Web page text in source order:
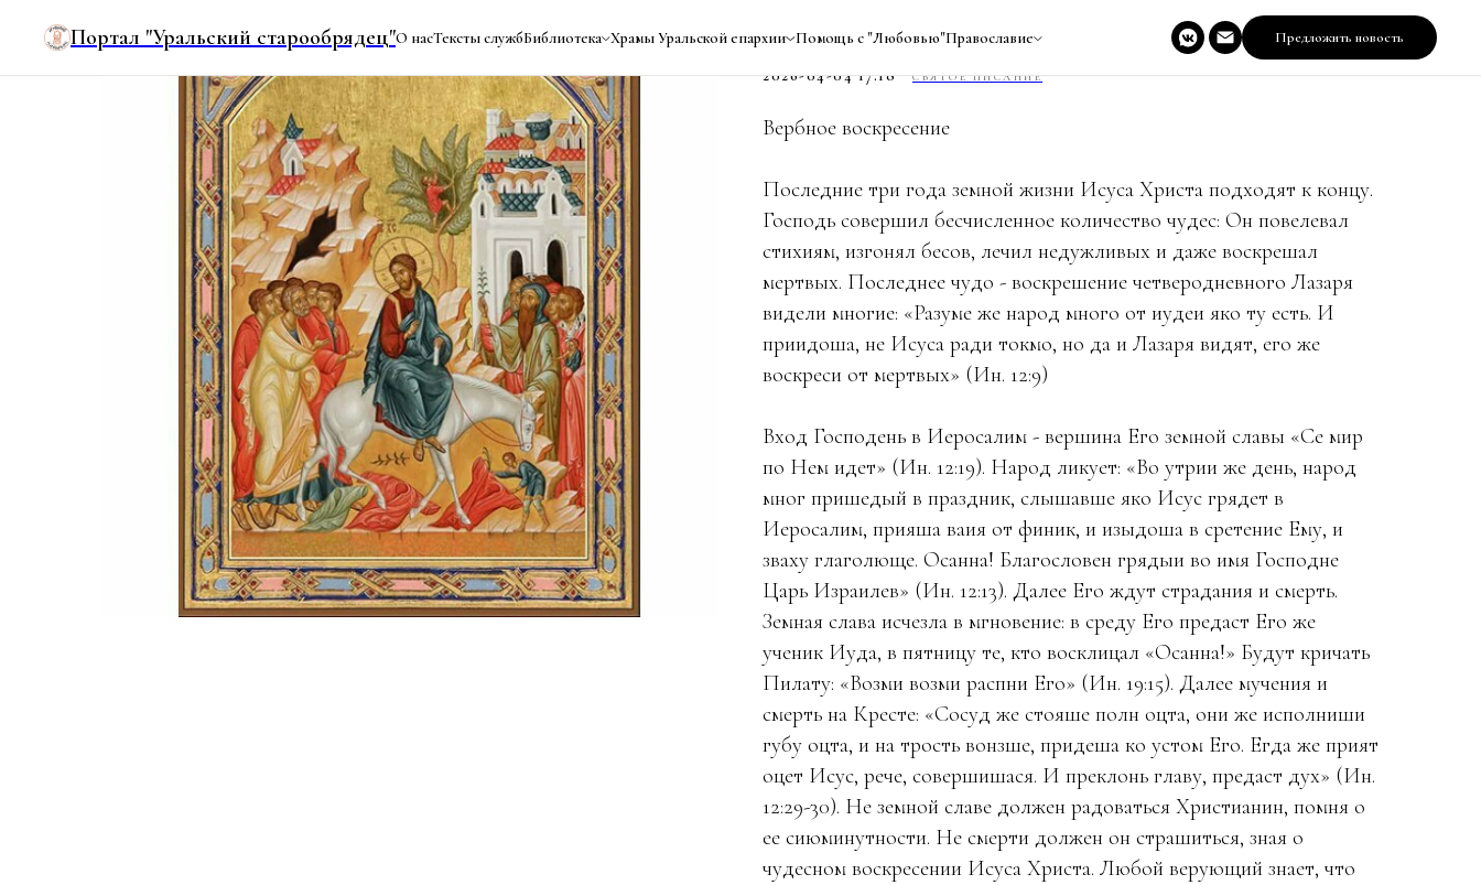
Портал "Уральский старообрядец"О насТексты службБиблиотека Храмы Уральской епархии Помощь с "Любовью"Православие Предложить новость
Вход Господень в Иеросалим
2026-04-04 17:18 СВЯТОЕ ПИСАНИЕ
Вербное воскресение
Последние три года земной жизни Исуса Христа подходят к концу.
Господь совершил бесчисленное количество чудес: Он повелевал
стихиям, изгонял бесов, лечил недужливых и даже воскрешал
мертвых. Последнее чудо - воскрешение четверодневного Лазаря
видели многие: «Разуме же народ много от иудеи яко ту есть. И
приидоша, не Исуса ради токмо, но да и Лазаря видят, его же
воскреси от мертвых» (Ин. 12:9)
Вход Господень в Иеросалим - вершина Его земной славы «Се мир
по Нем идет» (Ин. 12:19). Народ ликует: «Во утрии же день, народ
мног пришедый в праздник, слышавше яко Исус грядет в
Иеросалим, прияша ваия от финик, и изыдоша в сретение Ему, и
зваху глаголюще. Осанна! Благословен грядыи во имя Господне
Царь Израилев» (Ин. 12:13). Далее Его ждут страдания и смерть.
Земная слава исчезла в мгновение: в среду Его предаст Его же
ученик Иуда, в пятницу те, кто восклицал «Осанна!» Будут кричать
Пилату: «Возми возми распни Его» (Ин. 19:15). Далее мучения и
смерть на Кресте: «Сосуд же стояше полн оцта, они же исполниши
губу оцта, и на трость вонзше, придеша ко устом Его. Егда же прият
оцет Исус, рече, совершишася. И преклонь главу, предаст дух» (Ин.
12:29-30). Не земной славе должен радоваться Христианин, помня о
ее сиюминутности. Не смерти должен он страшиться, зная о
чудесном воскресении Исуса Христа. Любой верующий знает, что